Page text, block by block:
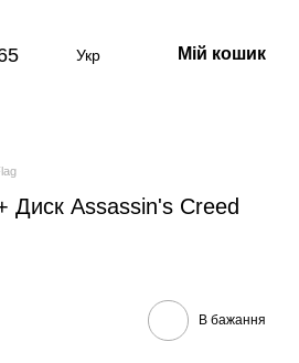
Укр Мій кошик
Диск Assassin's Creed
В бажання